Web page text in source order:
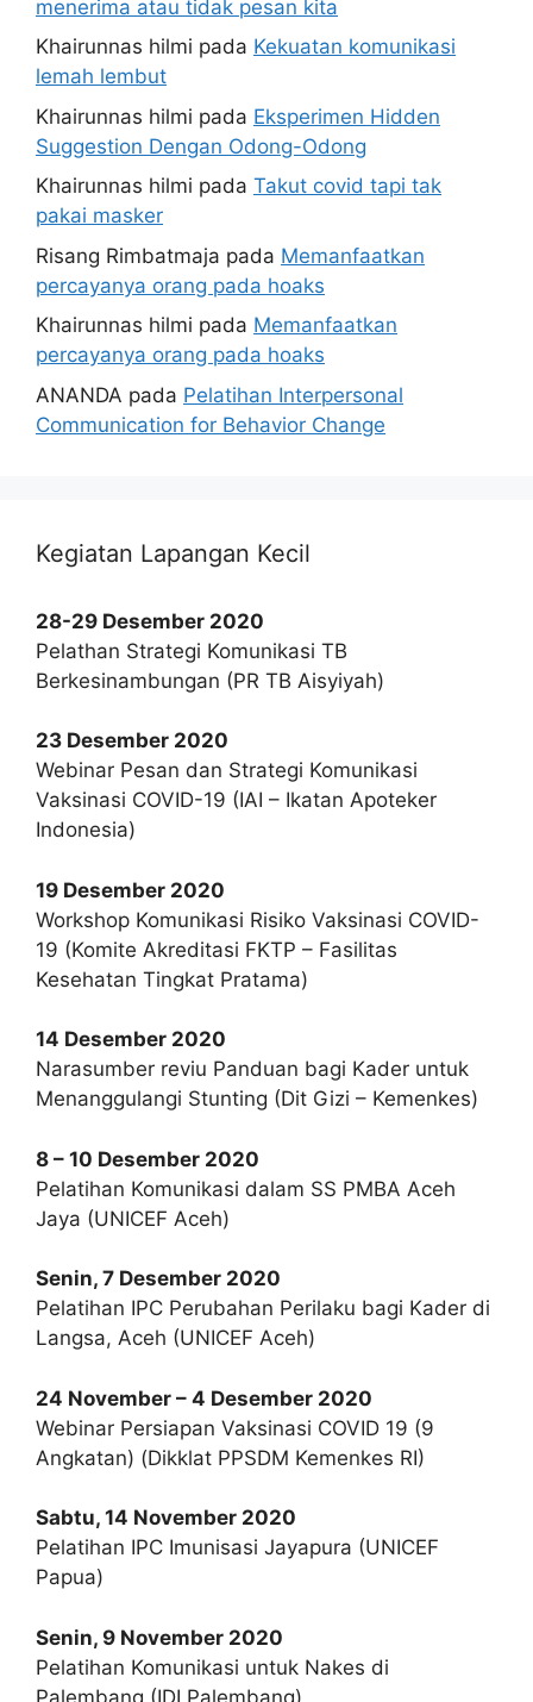
menerima atau tidak pesan kita
Khairunnas hilmi pada Kekuatan komunikasi
lemah lembut
Khairunnas hilmi pada Eksperimen Hidden
Suggestion Dengan Odong-Odong
Khairunnas hilmi pada Takut covid tapi tak
pakai masker
Risang Rimbatmaja pada Memanfaatkan
percayanya orang pada hoaks
Khairunnas hilmi pada Memanfaatkan
percayanya orang pada hoaks
ANANDA pada Pelatihan Interpersonal
Communication for Behavior Change
Kegiatan Lapangan Kecil
28-29 Desember 2020
Pelathan Strategi Komunikasi TB
Berkesinambungan (PR TB Aisyiyah)
23 Desember 2020
Webinar Pesan dan Strategi Komunikasi
Vaksinasi COVID-19 (IAI – Ikatan Apoteker
Indonesia)
19 Desember 2020
Workshop Komunikasi Risiko Vaksinasi COVID-
19 (Komite Akreditasi FKTP – Fasilitas
Kesehatan Tingkat Pratama)
14 Desember 2020
Narasumber reviu Panduan bagi Kader untuk
Menanggulangi Stunting (Dit Gizi – Kemenkes)
8 – 10 Desember 2020
Pelatihan Komunikasi dalam SS PMBA Aceh
Jaya (UNICEF Aceh)
Senin, 7 Desember 2020
Pelatihan IPC Perubahan Perilaku bagi Kader di
Langsa, Aceh (UNICEF Aceh)
24 November – 4 Desember 2020
Webinar Persiapan Vaksinasi COVID 19 (9
Angkatan) (Dikklat PPSDM Kemenkes RI)
Sabtu, 14 November 2020
Pelatihan IPC Imunisasi Jayapura (UNICEF
Papua)
Senin, 9 November 2020
Pelatihan Komunikasi untuk Nakes di
Palembang (IDI Palembang)